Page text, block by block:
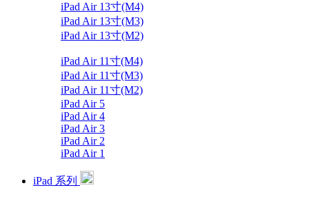
iPad Air 13寸(M4)
iPad Air 13寸(M3)
iPad Air 13寸(M2)
iPad Air 11寸(M4)
iPad Air 11寸(M3)
iPad Air 11寸(M2)
iPad Air 5
iPad Air 4
iPad Air 3
iPad Air 2
iPad Air 1
iPad 系列